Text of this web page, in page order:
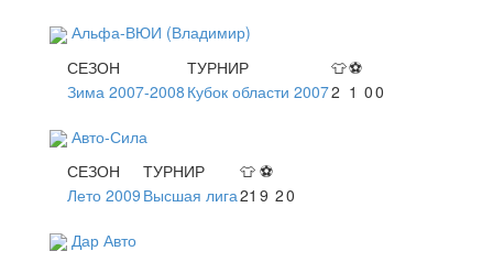
Альфа-ВЮИ (Владимир)
СЕЗОН
ТУРНИР 👕⚽
Зима 2007-2008 Кубок области 20072 1 00
Авто-Сила
СЕЗОН
ТУРНИР 👕 ⚽
Лето 2009 Высшая лига21 9 20
Дар Авто